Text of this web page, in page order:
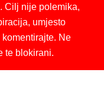
Cilj nije polemika,
umjesto
Ne
te blokirani.